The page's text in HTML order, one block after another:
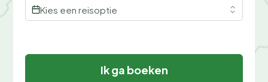
Kies een reisoptie
Ik ga boeken